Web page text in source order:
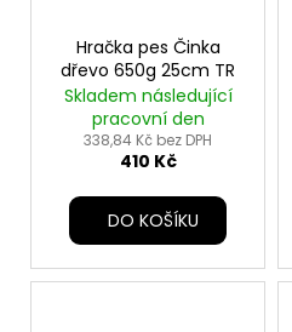
Hračka pes Činka
dřevo 650g 25cm TR
Skladem následující
pracovní den
338,84 Kč bez DPH
410 Kč
DO KOŠÍKU